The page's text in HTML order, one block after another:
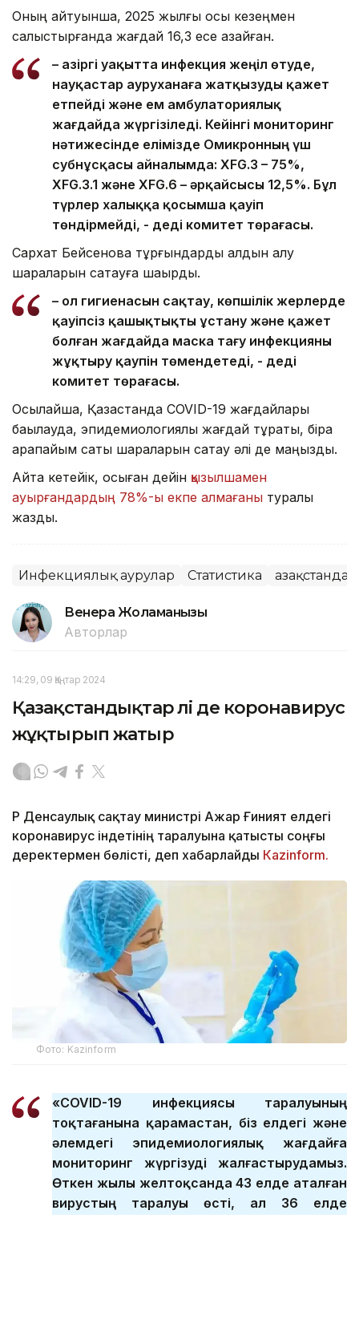
Оның айтуынша, 2025 жылғы осы кезеңмен
салыстырғанда жағдай 16,3 есе азайған.
– Қазіргі уақытта инфекция жеңіл өтуде,
науқастар ауруханаға жатқызуды қажет
етпейді және ем амбулаториялық
жағдайда жүргізіледі. Кейінгі мониторинг
нәтижесінде елімізде Омикронның үш
субнұсқасы айналымда: XFG.3 – 75%,
XFG.3.1 және XFG.6 – әрқайсысы 12,5%. Бұл
түрлер халыққа қосымша қауіп
төндірмейді, - деді комитет төрағасы.
Сархат Бейсенова тұрғындарды алдын алу
шараларын сақтауға шақырды.
– Қол гигиенасын сақтау, көпшілік жерлерде
қауіпсіз қашықтықты ұстану және қажет
болған жағдайда маска тағу инфекцияны
жұқтыру қаупін төмендетеді, - деді
комитет төрағасы.
Осылайша, Қазақстанда COVID-19 жағдайлары
бақылауда, эпидемиологиялық жағдай тұрақты, бірақ
қарапайым сақтық шараларын сақтау әлі де маңызды.
Айта кетейік, осыған дейін қызылшамен
ауырғандардың 78%-ы екпе алмағаны туралы
жаздық.
Инфекциялық аурулар Статистика
Венера Жоламанқызы
Авторлар
14:29, 09 Қаңтар 2024
Қазақстандықтар әлі де коронавирус
жұқтырып жатыр
ҚР Денсаулық сақтау министрі Ажар Ғиният елдегі
коронавирус індетінің таралуына қатысты соңғы
деректермен бөлісті, деп хабарлайды Кazinform.
Фото: Kazinform
«COVID-19 инфекциясы таралуының
тоқтағанына қарамастан, біз елдегі және
әлемдегі эпидемиологиялық жағдайға
мониторинг жүргізуді жалғастырудамыз.
Өткен жылы желтоқсанда 43 елде аталған
вирустың таралуы өсті, ал 36 елде